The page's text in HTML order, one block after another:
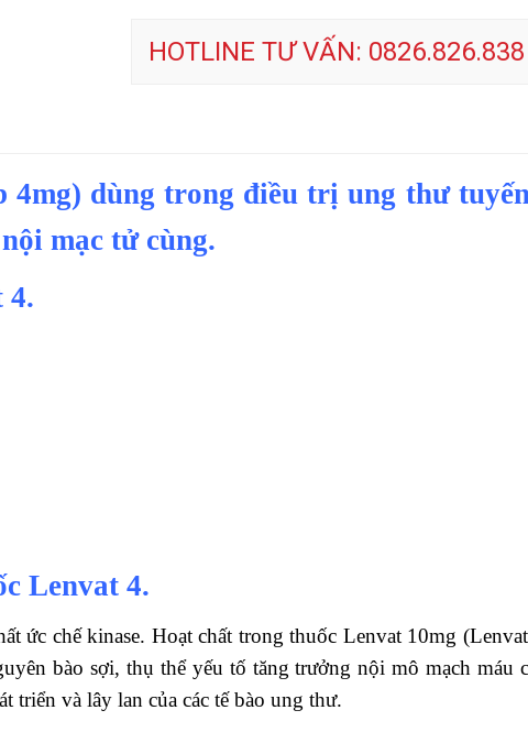
HOTLINE TƯ VẤN: 0826.826.838
4mg) dùng trong điều trị ung thư
mạc tử cùng.
4.
Lenvat 4.
ức chế kinase. Hoạt chất trong thuốc Lenvat 10mg
bào sợi, thụ thể yếu tố tăng trưởng nội mô mạch
triển và lây lan của các tế bào ung thư.